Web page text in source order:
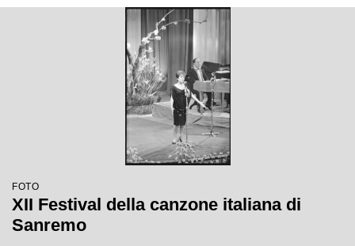
FOTO
XII Festival della canzone italiana di
Sanremo